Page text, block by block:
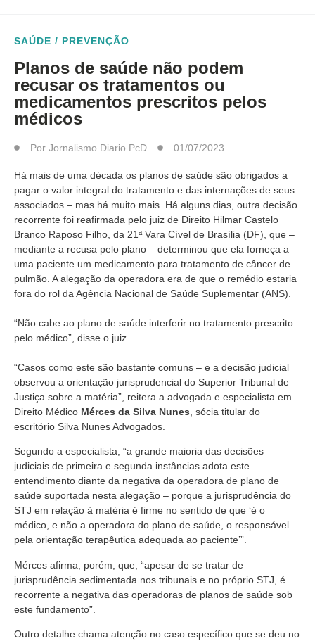
SAÚDE / PREVENÇÃO
Planos de saúde não podem
recusar os tratamentos ou
medicamentos prescritos pelos
médicos
Por Jornalismo Diario PcD 01/07/2023
Há mais de uma década os planos de saúde são obrigados a
pagar o valor integral do tratamento e das internações de seus
associados – mas há muito mais. Há alguns dias, outra decisão
recorrente foi reafirmada pelo juiz de Direito Hilmar Castelo
Branco Raposo Filho, da 21ª Vara Cível de Brasília (DF), que –
mediante a recusa pelo plano – determinou que ela forneça a
uma paciente um medicamento para tratamento de câncer de
pulmão. A alegação da operadora era de que o remédio estaria
fora do rol da Agência Nacional de Saúde Suplementar (ANS).
“Não cabe ao plano de saúde interferir no tratamento prescrito
pelo médico”, disse o juiz.
“Casos como este são bastante comuns – e a decisão judicial
observou a orientação jurisprudencial do Superior Tribunal de
Justiça sobre a matéria”, reitera a advogada e especialista em
Direito Médico Mérces da Silva Nunes , sócia titular do
escritório Silva Nunes Advogados.
Segundo a especialista, “a grande maioria das decisões
judiciais de primeira e segunda instâncias adota este
entendimento diante da negativa da operadora de plano de
saúde suportada nesta alegação – porque a jurisprudência do
STJ em relação à matéria é firme no sentido de que ‘é o
médico, e não a operadora do plano de saúde, o responsável
pela orientação terapêutica adequada ao paciente’”.
Mérces afirma, porém, que, “apesar de se tratar de
jurisprudência sedimentada nos tribunais e no próprio STJ, é
recorrente a negativa das operadoras de planos de saúde sob
este fundamento”.
Outro detalhe chama atenção no caso específico que se deu no